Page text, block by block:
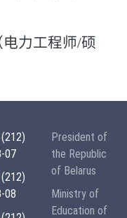
力工程师/硕
07
08
President of
the Republic
of Belarus
Ministry of
Education of